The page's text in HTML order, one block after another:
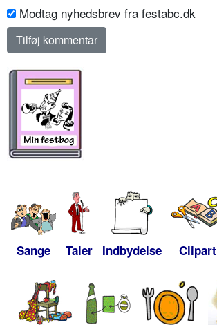
Modtag nyhedsbrev fra festabc.dk
Sange Taler Indbydelse Clipart